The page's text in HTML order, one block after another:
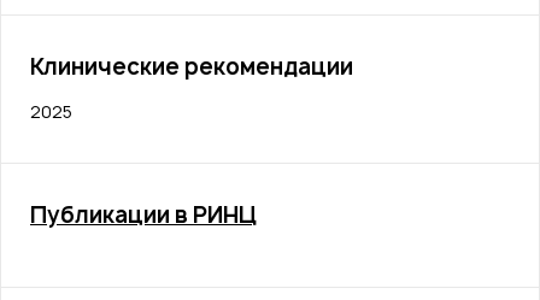
Клинические рекомендации
2025
Публикации в РИНЦ